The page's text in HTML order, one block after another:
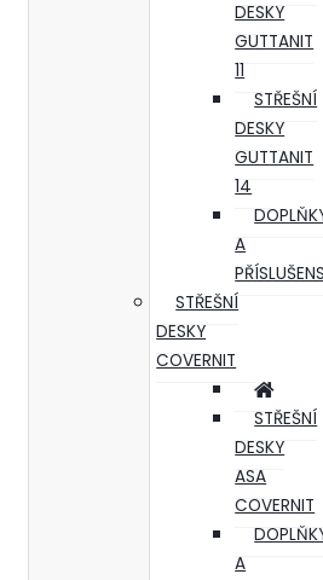
DESKY
GUTTANIT
11
STŘEŠNÍ
DESKY
GUTTANIT
14
A
STŘEŠNÍ
DESKY
COVERNIT
STŘEŠNÍ
DESKY
ASA
COVERNIT
A